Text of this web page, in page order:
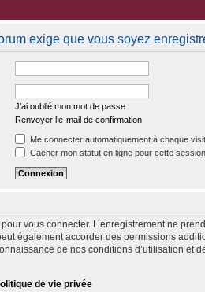
exige que vous soyez
J’ai oublié mon mot de passe
Renvoyer l’e-mail de confirmation
Me connecter automatiquement à chaque
Cacher mon statut en ligne pour cette session
vous connecter. L’enregistrement ne
également accorder des permissions
de nos conditions d’utilisation et
de vie privée